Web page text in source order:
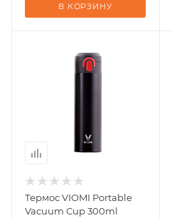
В КОРЗИНУ
Термос VIOMI Portable
Vacuum Cup 300ml